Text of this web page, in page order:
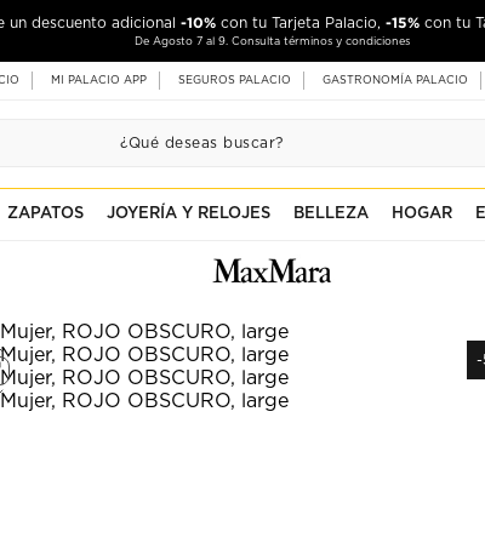
un descuento adicional -10% con tu Tarjeta Palacio, -15% con tu
De Agosto 7 al 9. Consulta términos y condiciones
MI PALACIO APP SEGUROS PALACIO GASTRONOMÍA PALACIO
ZAPATOS JOYERÍA Y RELOJES BELLEZA HOGAR
-